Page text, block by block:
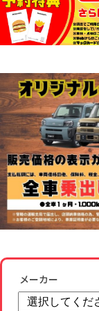
メーカー